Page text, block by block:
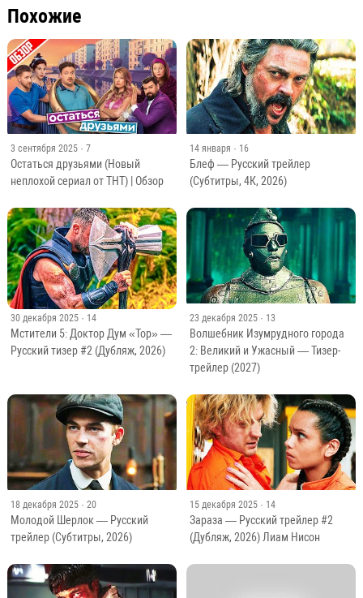
Похожие
3 сентября 2025 · 7
Остаться друзьями (Новый
неплохой сериал от ТНТ) | Обзор
14 января · 16
Блеф — Русский трейлер
(Субтитры, 4К, 2026)
30 декабря 2025 · 14
Мстители 5: Доктор Дум «Тор» —
Русский тизер #2 (Дубляж, 2026)
23 декабря 2025 · 13
Волшебник Изумрудного города
2: Великий и Ужасный — Тизер-
трейлер (2027)
18 декабря 2025 · 20
Молодой Шерлок — Русский
трейлер (Субтитры, 2026)
15 декабря 2025 · 14
Зараза — Русский трейлер #2
(Дубляж, 2026) Лиам Нисон